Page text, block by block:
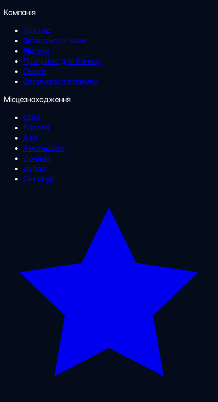
Компанія
Про нас
Зв'язатися з нами
Відгуки
Програма для бізнесу
Освіта
Отримати підтримку
Місцезнаходження
США
Європа
Азія
Амстердам
Лондон
Дубай
Сінгапур